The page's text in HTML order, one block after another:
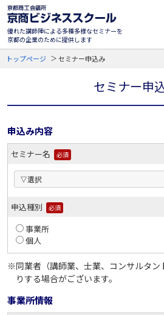
優れた講師陣による多種多様なセミナーを
京都の企業のために提供します
トップページ セミナー申込み
セミナー申
申込み内容
セミナー名 必須
申込種別 必須
事業所
個人
※同業者（講師業、士業、コンサルタン
りする場合がございます。
事業所情報